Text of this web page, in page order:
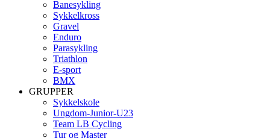
Banesykling
Sykkelkross
Gravel
Enduro
Parasykling
Triathlon
E-sport
BMX
GRUPPER
Sykkelskole
Ungdom-Junior-U23
Team LB Cycling
Tur og Master